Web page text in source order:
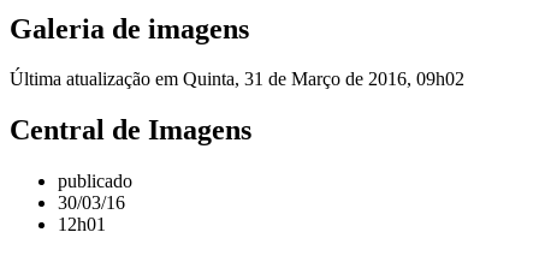
Galeria de imagens
Última atualização em Quinta, 31 de Março de 2016, 09h02
Central de Imagens
publicado
30/03/16
12h01